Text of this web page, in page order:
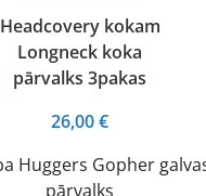
Headcovery kokam
Longneck koka
pārvalks 3pakas
26,00€